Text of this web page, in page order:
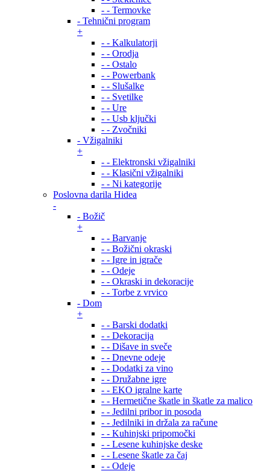
- - Termovke
- Tehnični program
+
- - Kalkulatorji
- - Orodja
- - Ostalo
- - Powerbank
- - Slušalke
- - Svetilke
- - Ure
- - Usb ključki
- - Zvočniki
- Vžigalniki
+
- - Elektronski vžigalniki
- - Klasični vžigalniki
- - Ni kategorije
Poslovna darila Hidea
-
- Božič
+
- - Barvanje
- - Božični okraski
- - Igre in igrače
- - Odeje
- - Okraski in dekoracije
- - Torbe z vrvico
- Dom
+
- - Barski dodatki
- - Dekoracija
- - Dišave in sveče
- - Dnevne odeje
- - Dodatki za vino
- - Družabne igre
- - EKO igralne karte
- - Hermetične škatle in škatle za malico
- - Jedilni pribor in posoda
- - Jedilniki in držala za račune
- - Kuhinjski pripomočki
- - Lesene kuhinjske deske
- - Lesene škatle za čaj
- - Odeje